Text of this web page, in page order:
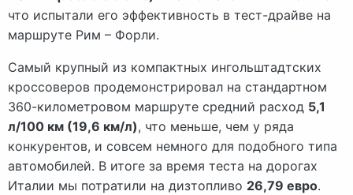
что испытали его эффективность в тест-драйве на
маршруте Рим – Форли.
Самый крупный из компактных ингольштадтских
кроссоверов продемонстрировал на стандартном
360-километровом маршруте средний расход 5,1
л/100 км (19,6 км/л), что меньше, чем у ряда
конкурентов, и совсем немного для подобного типа
автомобилей. В итоге за время теста на дорогах
Италии мы потратили на дизтопливо 26,79 евро.